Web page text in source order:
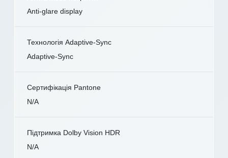
Anti-glare display
Технологія Adaptive-Sync
Adaptive-Sync
Сертифікація Pantone
N/A
Підтримка Dolby Vision HDR
N/A